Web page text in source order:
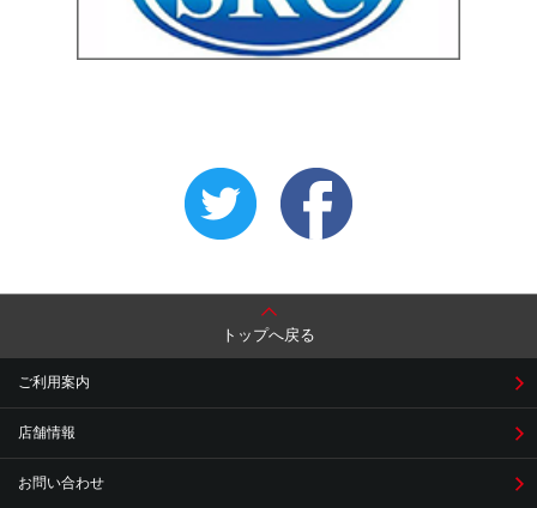
トップへ戻る
ご利用案内
店舗情報
お問い合わせ